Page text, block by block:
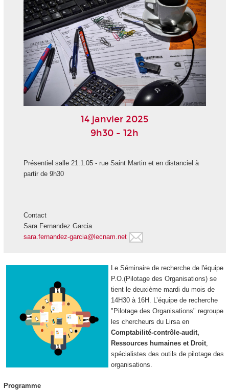
14 janvier 2025
9h30 - 12h
Présentiel salle 21.1.05 - rue Saint Martin et en distanciel à
partir de 9h30
Contact
Sara Fernandez Garcia
sara.fernandez-garcia@lecnam.net
Le Séminaire de recherche de l'équipe
P.O.(Pilotage des Organisations) se
tient le deuxième mardi du mois de
14H30 à 16H. L’équipe de recherche
"Pilotage des Organisations" regroupe
les chercheurs du Lirsa en
Comptabilité-contrôle-audit,
Ressources humaines et Droit,
spécialistes des outils de pilotage des
organisations.
Programme